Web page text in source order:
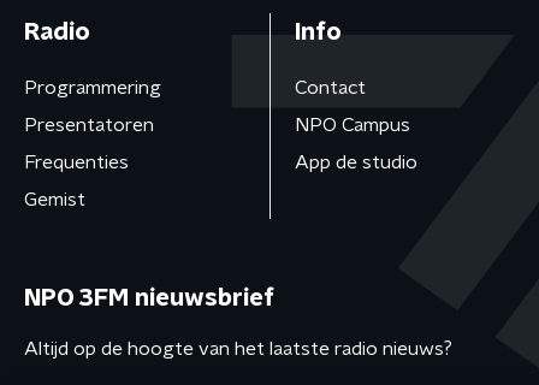
Radio
Programmering
Presentatoren
Frequenties
Gemist
Info
Contact
NPO Campus
App de studio
NPO 3FM nieuwsbrief
Altijd op de hoogte van het laatste radio nieuws?